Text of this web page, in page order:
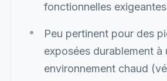
fonctionnelles
Peu pertinent pour des
exposées durablement à
environnement chaud